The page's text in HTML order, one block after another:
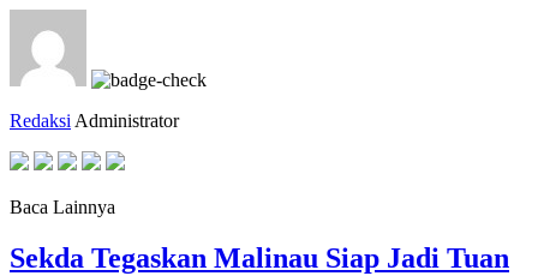
Redaksi Administrator
Baca Lainnya
Sekda Tegaskan Malinau Siap Jadi Tuan